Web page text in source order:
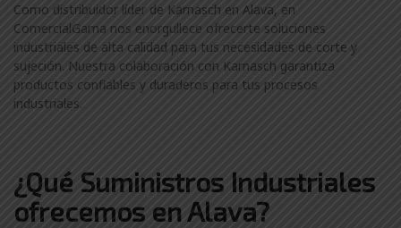
Como distribuidor líder de Karnasch en Alava, en
ComercialGama nos enorgullece ofrecerte soluciones
industriales de alta calidad para tus necesidades de corte y
sujeción. Nuestra colaboración con Karnasch garantiza
productos confiables y duraderos para tus procesos
industriales.
¿Qué Suministros Industriales
ofrecemos en Alava?